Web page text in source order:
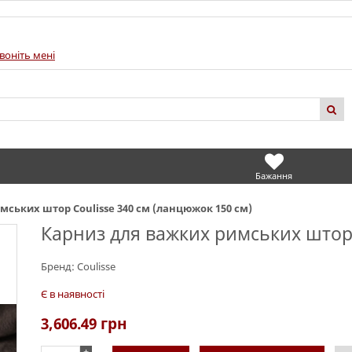
штор Coulisse 340 см (ланцюжок 150 см)
Карниз для важких римських
Бренд: Coulisse
Є в наявності
3,606.49 грн
мені
Бажання